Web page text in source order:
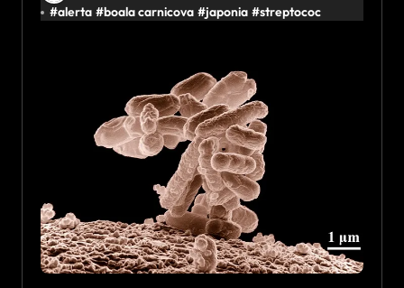
#alerta #boala carnicova #japonia #streptococ